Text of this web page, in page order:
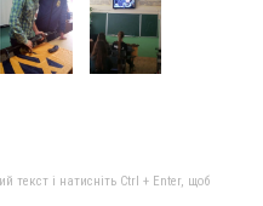
текст і натисніть Ctrl + Enter, щоб